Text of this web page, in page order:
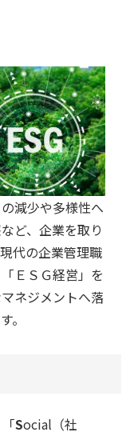
減少や多様性へ
ど、企業を取り
代の企業管理職
ＥＳＧ経営」を
ネジメントへ落
。
Social（社